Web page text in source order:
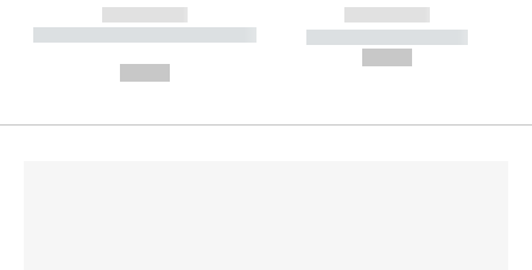
------------
----------- ----------- --------
------------
----------- -----------